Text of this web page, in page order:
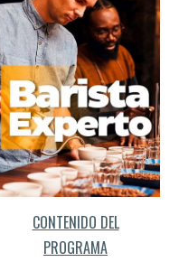
CONTENIDO DEL
PROGRAMA